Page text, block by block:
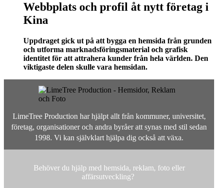
Webbplats och profil åt nytt företag i
Kina
Uppdraget gick ut på att bygga en hemsida från grunden
och utforma marknadsföringsmaterial och grafisk
identitet för att attrahera kunder från hela världen. Den
viktigaste delen skulle vara hemsidan.
LimeTree Production har hjälpt allt från kommuner, universitet,
företag, organisationer och andra byråer att synas med stil sedan
1998. Vi kan självklart hjälpa dig också att växa.
Behöver du hjälp med hemsida, reklam, foto eller
affärsutveckling?